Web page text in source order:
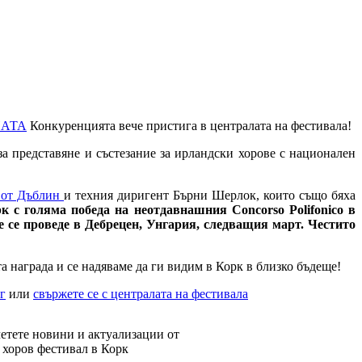
Конкуренцията вече пристига в централата на фестивала!
и състезание за ирландски хорове с национален
Дъблин и техния диригент Бърни Шерлок, които също бяха
с голяма победа на неотдавнашния Concorso Polifonico в
проведе в Дебрецен, Унгария, следващия март. Честито
и се надяваме да ги видим в Корк в близко бъдеще!
или свържете се с централата на фестивала
новини и актуализации от
фестивал в Корк